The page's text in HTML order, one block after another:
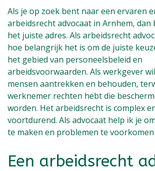
Als je op zoek bent naar een ervaren
arbeidsrecht advocaat in Arnhem, dan
het juiste adres. Als arbeidsrecht
hoe belangrijk het is om de juiste
het gebied van personeelsbeleid en
arbeidsvoorwaarden. Als werkgever
mensen aantrekken en behouden,
werknemer rechten hebt die
worden. Het arbeidsrecht is complex
voortdurend. Als advocaat help ik je
te maken en problemen te
Een arbeidsrecht